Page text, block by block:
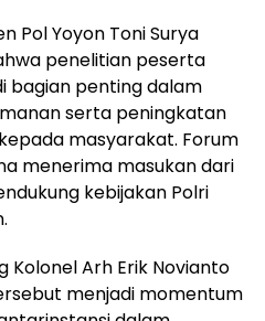
Pol Yoyon Toni Surya
penelitian peserta
bagian penting dalam
serta peningkatan
masyarakat. Forum
menerima masukan dari
kebijakan Polri
Kolonel Arh Erik Novianto
menjadi momentum